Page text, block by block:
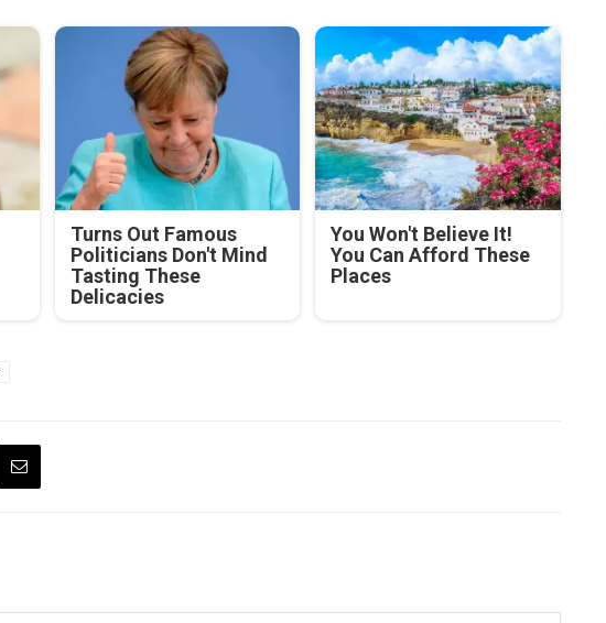
Turns Out Famous
Politicians Don't Mind
Tasting These
Delicacies
You Won't Believe It!
You Can Afford These
Places